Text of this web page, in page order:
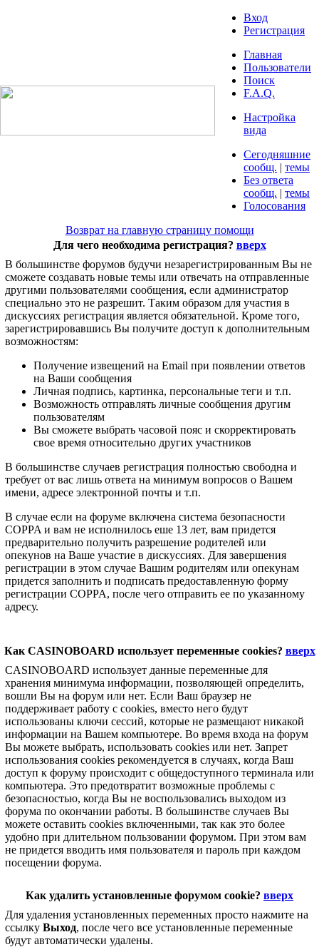
Вход
Регистрация
Главная
Пользователи
Поиск
F.A.Q.
Настройка
вида
Сегодняшние
сообщ. | темы
Без ответа
сообщ. | темы
Голосования
Возврат на главную страницу помощи
Для чего необходима регистрация? вверх
В большинстве форумов будучи незарегистрированным Вы не
сможете создавать новые темы или отвечать на отправленные
другими пользователями сообщения, если администратор
специально это не разрешит. Таким образом для участия в
дискуссиях регистрация является обязательной. Кроме того,
зарегистрировавшись Вы получите доступ к дополнительным
возможностям:
Получение извещений на Email при появлении ответов
на Ваши сообщения
Личная подпись, картинка, персональные теги и т.п.
Возможность отправлять личные сообщения другим
пользователям
Вы сможете выбрать часовой пояс и скорректировать
свое время относительно других участников
В большинстве случаев регистрация полностью свободна и
требует от вас лишь ответа на минимум вопросов о Вашем
имени, адресе электронной почты и т.п.
В случае если на форуме включена система безопасности
COPPA и вам не исполнилось еше 13 лет, вам придется
предварительно получить разрешение родителей или
опекунов на Ваше участие в дискуссиях. Для завершения
регистрации в этом случае Вашим родителям или опекунам
придется заполнить и подписать предоставленную форму
регистрации COPPA, после чего отправить ее по указанному
адресу.
Как CASINOBOARD использует переменные cookies? вверх
CASINOBOARD использует данные переменные для
хранения минимума информации, позволяющей определить,
вошли Вы на форум или нет. Если Ваш браузер не
поддерживает работу с cookies, вместо него будут
использованы ключи сессий, которые не размещают никакой
информации на Вашем компьютере. Во время входа на форум
Вы можете выбрать, использовать cookies или нет. Запрет
использования cookies рекомендуется в случаях, когда Ваш
доступ к форуму происходит с общедоступного терминала или
компьютера. Это предотвратит возможные проблемы с
безопасностью, когда Вы не воспользовались выходом из
форума по окончании работы. В большинстве случаев Вы
можете оставить cookies включенными, так как это более
удобно при длительном пользовании форумом. При этом вам
не придется вводить имя пользователя и пароль при каждом
посещении форума.
Как удалить установленные форумом cookie? вверх
Для удаления установленных переменных просто нажмите на
ссылку Выход, после чего все установленные переменные
будут автоматически удалены.